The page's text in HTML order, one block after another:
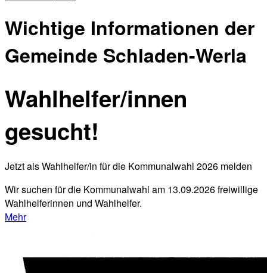
Wichtige Informationen der
Gemeinde Schladen-Werla
Wahlhelfer/innen
gesucht!
Jetzt als Wahlhelfer/in für die Kommunalwahl 2026 melden
Wir suchen für die Kommunalwahl am 13.09.2026 freiwillige
Wahlhelferinnen und Wahlhelfer.
Mehr